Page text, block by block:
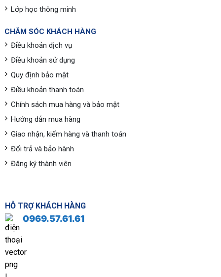
Lớp học thông minh
CHĂM SÓC KHÁCH HÀNG
Điều khoản dịch vụ
Điều khoản sử dụng
Quy định bảo mật
Điều khoản thanh toán
Chính sách mua hàng và bảo mật
Hướng dẫn mua hàng
Giao nhận, kiểm hàng và thanh toán
Đổi trả và bảo hành
Đăng ký thành viên
HỖ TRỢ KHÁCH HÀNG
0969.57.61.61